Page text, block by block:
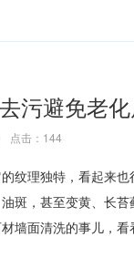
污避免老
点击：144
纹理独特，看起来
斑，甚至变黄、长
墙面清洗的事儿，